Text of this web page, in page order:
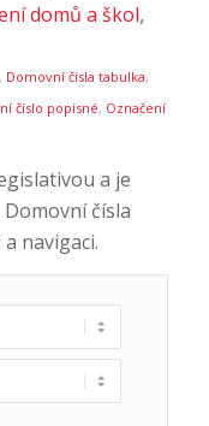
domů a škol,
, Domovní čísla tabulka,
číslo popisné, Označení
a je
čísla
navigaci.